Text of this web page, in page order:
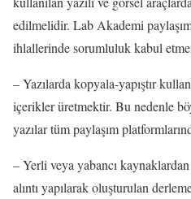
edilmelidir. Lab Akademi
ihlallerinde sorumluluk kabul
– Yazılarda kopyala-yapıştır
içerikler üretmektir. Bu nedenle
yazılar tüm paylaşım
– Yerli veya yabancı
alıntı yapılarak oluşturulan